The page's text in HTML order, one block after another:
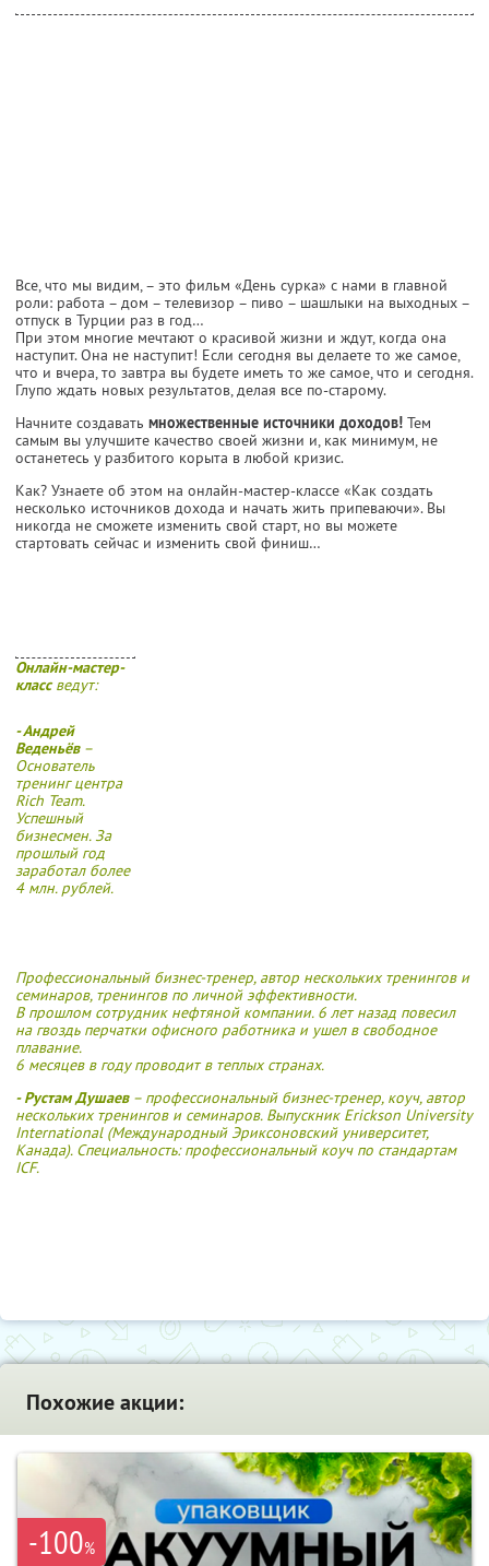
Все, что мы видим, – это фильм «День сурка» с нами в главной
роли: работа – дом – телевизор – пиво – шашлыки на выходных –
отпуск в Турции раз в год…
При этом многие мечтают о красивой жизни и ждут, когда она
наступит. Она не наступит! Если сегодня вы делаете то же самое,
что и вчера, то завтра вы будете иметь то же самое, что и сегодня.
Глупо ждать новых результатов, делая все по-старому.
Начните создавать множественные источники доходов! Тем
самым вы улучшите качество своей жизни и, как минимум, не
останетесь у разбитого корыта в любой кризис.
Как? Узнаете об этом на онлайн-мастер-классе «Как создать
несколько источников дохода и начать жить припеваючи». Вы
никогда не сможете изменить свой старт, но вы можете
стартовать сейчас и изменить свой финиш…
Онлайн-мастер-
классведут:
- Андрей
Веденьёв–
Основатель
тренинг центра
Rich Team.
Успешный
бизнесмен. За
прошлый год
заработал более
4 млн. рублей.
Профессиональный бизнес-тренер, автор нескольких тренингов и
семинаров, тренингов по личной эффективности.
В прошлом сотрудник нефтяной компании. 6 лет назад повесил
на гвоздь перчатки офисного работника и ушел в свободное
плавание.
6 месяцев в году проводит в теплых странах.
- Рустам Душаев– профессиональный бизнес-тренер, коуч, автор
нескольких тренингов и семинаров. Выпускник Erickson University
International (Международный Эриксоновский университет,
Канада). Специальность: профессиональный коуч по стандартам
ICF.
Похожие акции:
-100%